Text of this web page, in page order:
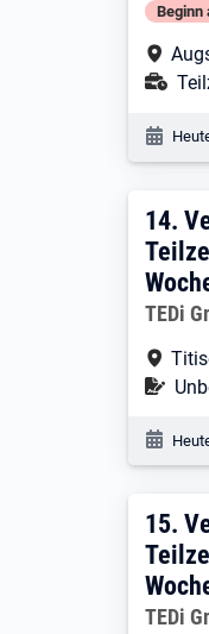
Beginn
14.
14.
TEDi
15.
15.
TEDi